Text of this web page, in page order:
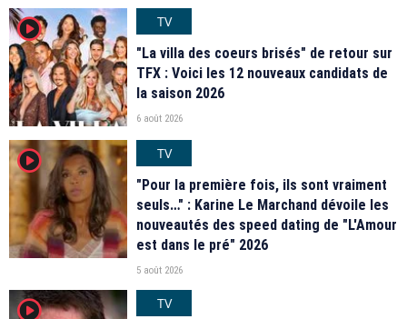
player2
TV
"La villa des coeurs brisés" de retour sur
TFX : Voici les 12 nouveaux candidats de
la saison 2026
6 août 2026
player2
TV
"Pour la première fois, ils sont vraiment
seuls…" : Karine Le Marchand dévoile les
nouveautés des speed dating de "L'Amour
est dans le pré" 2026
5 août 2026
player2
TV